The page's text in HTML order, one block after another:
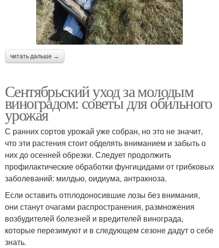
читать дальше →
Сентябрьский уход за молодым
виноградом: советы для обильного
урожая
С ранних сортов урожай уже собран, но это не значит,
что эти растения стоит обделять вниманием и забыть о
них до осенней обрезки. Следует продолжить
профилактические обработки фунгицидами от грибковых
заболеваний: милдью, оидиума, антракноза.
Если оставить отплодоносившие лозы без внимания,
они станут очагами распространения, размножения
возбудителей болезней и вредителей винограда,
которые перезимуют и в следующем сезоне дадут о себе
знать.